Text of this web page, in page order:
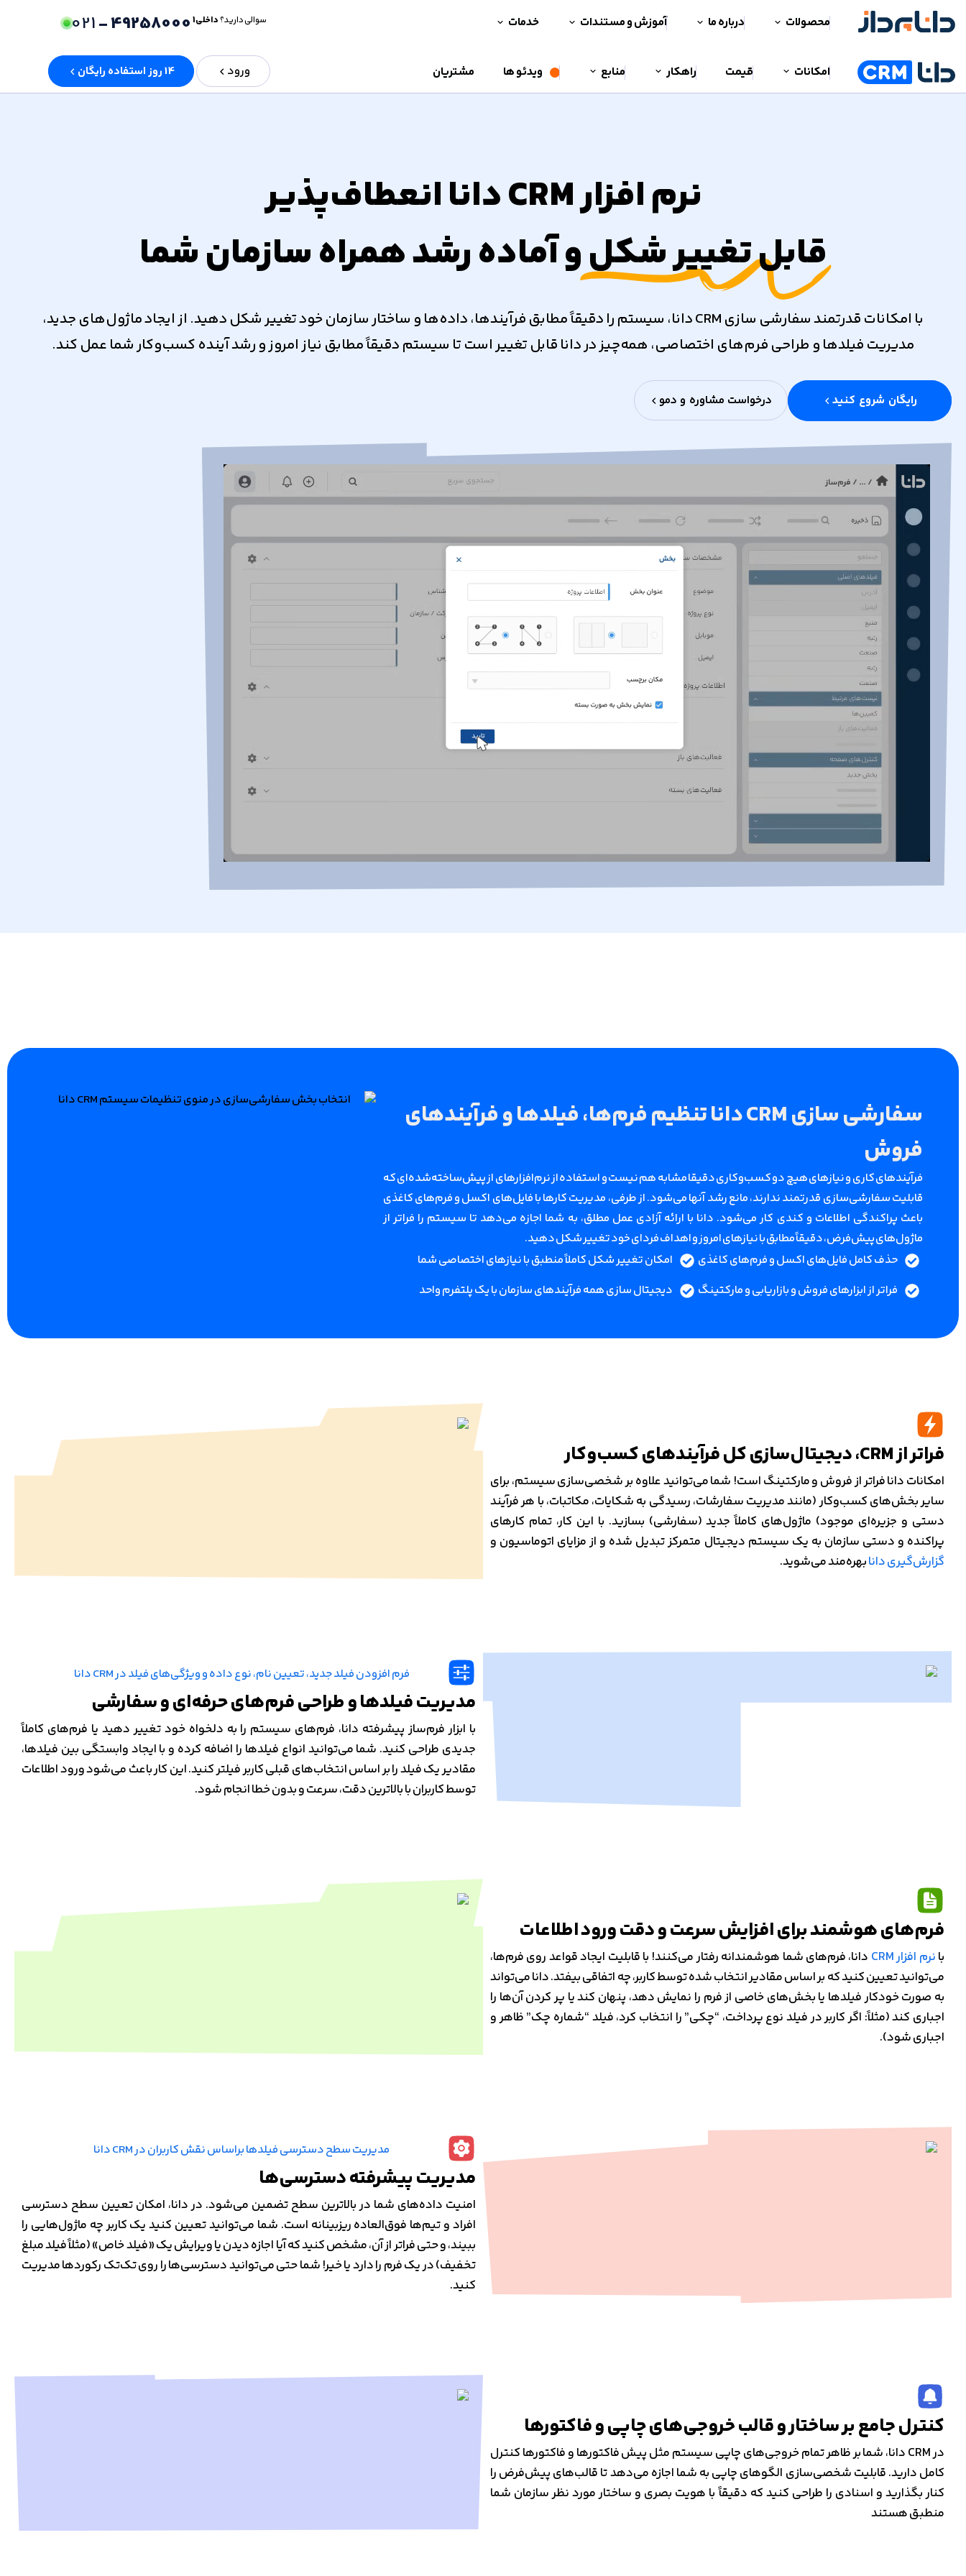
محصولات درباره ما آموزش و مستندات خدمات سوالی دارید؟داخلی 1 49258000 -
021
امکانات قیمت راهکار منابع ویدئو ها مشتریان ورود 14 روز استفاده رایگان
نرم افزار CRM دانا انعطاف‌پذیر
قابل تغییر شکلو آماده رشد همراه سازمان شما
با امکانات قدرتمند سفارشی سازی CRM دانا، سیستم را دقیقاً مطابق فرآیندها، داده‌ها و ساختار سازمان خود تغییر شکل دهید. از ایجاد ماژول‌های جدید،
مدیریت فیلد‌ها و طراحی فرم‌های اختصاصی، همه‌چیز در دانا قابل تغییر است تا سیستم دقیقاً مطابق نیاز امروز و رشد آینده کسب‌وکار شما عمل کند.
رایگان شروع کنید درخواست مشاوره و دمو
سفارشی سازی CRM دانا تنظیم فرم‌ها، فیلدها و فرآیندهای
فروش
فرآیندهای کاری و نیازهای هیچ دو کسب‌وکاری دقیقا مشابه هم نیست و استفاده از نرم‌افزارهای از پیش‌ساخته‌شده‌ای که
قابلیت سفارشی‌سازی قدرتمند ندارند، مانع رشد آنها می‌شود. از طرفی، مدیریت کارها با فایل‌های اکسل و فرم‌های کاغذی
باعث پراکندگی اطلاعات و کندی کار می‌شود. دانا با ارائه آزادی عمل مطلق، به شما اجازه می‌دهد تا سیستم را فراتر از
ماژول‌های پیش‌فرض، دقیقاً مطابق با نیازهای امروز و اهداف فردای خود تغییر شکل دهید.
حذف کامل فایل‌های اکسل و فرم‌های کاغذی
فراتر از ابزارهای فروش و بازاریابی و مارکتینگ
امکان تغییر شکل کاملاً منطبق با نیازهای اختصاصی شما
دیجیتال سازی همه فرآیندهای سازمان با یک پلتفرم واحد
فراتر از CRM، دیجیتال‌سازی کل فرآیندهای کسب‌وکار
امکانات دانا فراتر از فروش و مارکتینگ است! شما می‌توانید علاوه بر شخصی‌سازی سیستم، برای
سایر بخش‌های کسب‌وکار (مانند مدیریت سفارشات، رسیدگی به شکایات، مکاتبات، با هر فرآیند
دستی و جزیره‌ای موجود) ماژول‌های کاملاً جدید (سفارشی) بسازید. با این کار، تمام کارهای
پراکنده و دستی سازمان به یک سیستم دیجیتال متمرکز تبدیل شده و از مزایای اتوماسیون و
گزارش‌گیری دانابهره‌مند می‌شوید.
مدیریت فیلدها و طراحی فرم‌های حرفه‌ای و سفارشی
با ابزار فرم‌ساز پیشرفته دانا، فرم‌های سیستم را به دلخواه خود تغییر دهید یا فرم‌های کاملاً
جدیدی طراحی کنید. شما می‌توانید انواع فیلدها را اضافه کرده و با ایجاد وابستگی بین فیلدها،
مقادیر یک فیلد را بر اساس انتخاب‌های قبلی کاربر فیلتر کنید. این کار باعث می‌شود ورود اطلاعات
توسط کاربران با بالاترین دقت، سرعت و بدون خطا انجام شود.
فرم‌های هوشمند برای افزایش سرعت و دقت ورود اطلاعات
بانرم افزار CRM
دانا، فرم‌های شما هوشمندانه رفتار می‌کنند! با قابلیت ایجاد قواعد روی فرم‌ها،
می‌توانید تعیین کنید که بر اساس مقادیر انتخاب شده توسط کاربر، چه اتفاقی بیفتد. دانا می‌تواند
به صورت خودکار فیلدها یا بخش‌های خاصی از فرم را نمایش دهد، پنهان کند یا پر کردن آن‌ها را
اجباری کند (مثلاً: اگر کاربر در فیلد نوع پرداخت، “چکی” را انتخاب کرد، فیلد “شماره چک” ظاهر و
اجباری شود).
مدیریت پیشرفته دسترسی‌ها
امنیت داده‌های شما در بالاترین سطح تضمین می‌شود. در دانا، امکان تعیین سطح دسترسی
افراد و تیم‌ها فوق‌العاده ریزبینانه است. شما می‌توانید تعیین کنید یک کاربر چه ماژول‌هایی را
ببیند، و حتی فراتر از آن، مشخص کنید که آیا اجازه دیدن یا ویرایش یک «فیلد خاص» (مثلاً فیلد مبلغ
تخفیف) در یک فرم را دارد یا خیر! شما حتی می‌توانید دسترسی‌ها را روی تک‌تک رکوردها مدیریت
کنید.
کنترل جامع بر ساختار و قالب خروجی‌های چاپی و فاکتورها
در CRM دانا، شما بر ظاهر تمام خروجی‌های چاپی سیستم مثل پیش فاکتورها و فاکتورها کنترل
کامل دارید. قابلیت شخصی‌سازی الگوهای چاپی به شما اجازه می‌دهد تا قالب‌های پیش‌فرض را
کنار بگذارید و اسنادی را طراحی کنید که دقیقاً با هویت بصری و ساختار مورد نظر سازمان شما
منطبق هستند